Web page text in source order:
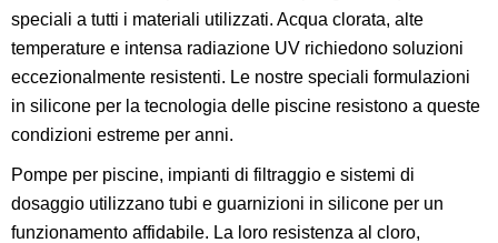
speciali a tutti i materiali utilizzati. Acqua clorata, alte
temperature e intensa radiazione UV richiedono soluzioni
eccezionalmente resistenti. Le nostre speciali formulazioni
in silicone per la tecnologia delle piscine resistono a queste
condizioni estreme per anni.
Pompe per piscine, impianti di filtraggio e sistemi di
dosaggio utilizzano tubi e guarnizioni in silicone per un
funzionamento affidabile. La loro resistenza al cloro,